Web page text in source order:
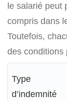
le salarié peut
compris dans
Toutefois,
des conditions
Type
d’indemnité